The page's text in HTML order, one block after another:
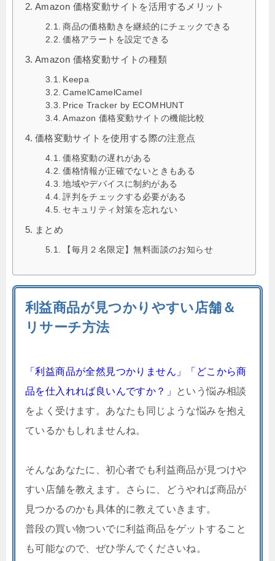
Amazon 価格変動サイトを活用するメリット
商品の価格動きを継続的にチェックできる
価格アラートを設定できる
Amazon 価格変動サイトの種類
Keepa
CamelCamelCamel
Price Tracker by ECOMHUNT
Amazon 価格変動サイトの機能比較
価格変動サイトを使用する際の注意点
価格変動の遅れがある
価格情報が正確でないときもある
地域やデバイスに制約がある
評判をチェックする必要がある
セキュリティ対策を忘れない
まとめ
【毎月２名限定】無料面談のお知らせ
利益商品が見つかりやすい店舗＆
リサーチ方法
「利益商品が全然見つかりません」「どこから商
品を仕入れれば良いんですか？」
という悩み相談
をよく受けます。あなたも同じような悩みを抱え
ているかもしれませんね。
そんなあなたに、初心者でも利益商品が見つけや
すい店舗を教えます。さらに、どうやれば商品が
見つかるのかも具体的に教えていきます。
普段の買い物ついでに利益商品をゲットすること
も可能なので、ぜひ学んでくださいね。